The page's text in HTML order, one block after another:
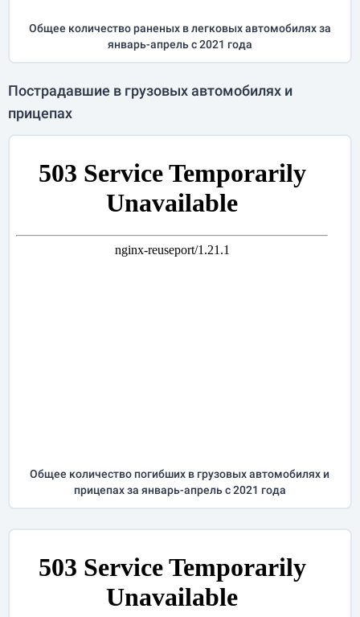
Общее количество раненых в легковых автомобилях за
январь-апрельс 2021 года
Пострадавшие в грузовых автомобилях и
прицепах
Общее количество погибших в грузовых автомобилях и
прицепах за январь-апрельс 2021 года